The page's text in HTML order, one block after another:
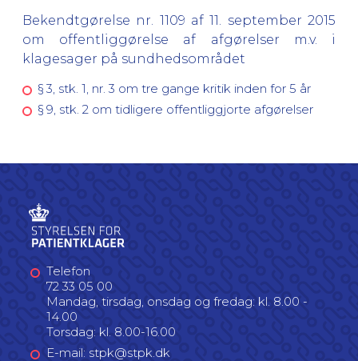
Bekendtgørelse nr. 1109 af 11. september 2015
om offentliggørelse af afgørelser m.v. i
klagesager på sundhedsområdet
§ 3, stk. 1, nr. 3 om tre gange kritik inden for 5 år
§ 9, stk. 2 om tidligere offentliggjorte afgørelser
Telefon
72 33 05 00
Mandag, tirsdag, onsdag og fredag: kl. 8.00 -
14.00
Torsdag: kl. 8.00-16.00
E-mail: stpk@stpk.dk